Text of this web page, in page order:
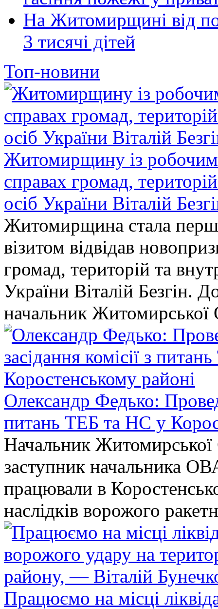
На Житомирщині від
3 тисячі дітей
Топ-новини
Житомирщину із робочим
справах громад,
осіб України Віталій
Житомирщина стала
візитом відвідав
громад, територій та
України Віталій Безгін.
начальник
Олександр Федько:
питань ТЕБ та НС у
Начальник
заступник начальника
працювали в
наслідків ворожого
Працюємо на місці